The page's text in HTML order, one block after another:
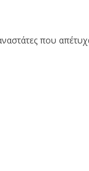
που